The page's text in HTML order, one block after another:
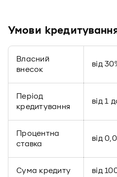
Умови
Власний
внесок
від
Період
кредитування
від 1
Процентна
ставка
від
Сума кредиту від